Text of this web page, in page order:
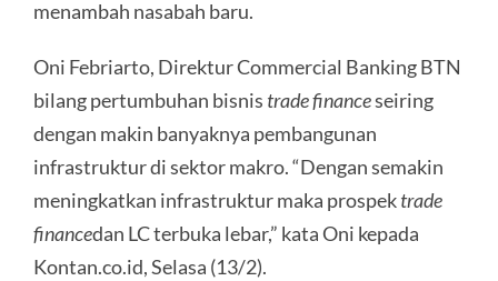
menambah nasabah baru.
Oni Febriarto, Direktur Commercial Banking BTN
bilang pertumbuhan bisnis trade financeseiring
dengan makin banyaknya pembangunan
infrastruktur di sektor makro. “Dengan semakin
meningkatkan infrastruktur maka prospektrade
financedan LC terbuka lebar,” kata Oni kepada
Kontan.co.id, Selasa (13/2).